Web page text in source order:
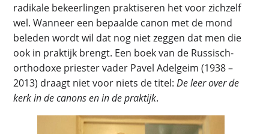
radikale bekeerlingen praktiseren het voor zichzelf
wel. Wanneer een bepaalde canon met de mond
beleden wordt wil dat nog niet zeggen dat men die
ook in praktijk brengt. Een boek van de Russisch-
orthodoxe priester vader Pavel Adelgeim (1938 –
2013) draagt niet voor niets de titel: De leer over de
kerk in de canons en in de praktijk.